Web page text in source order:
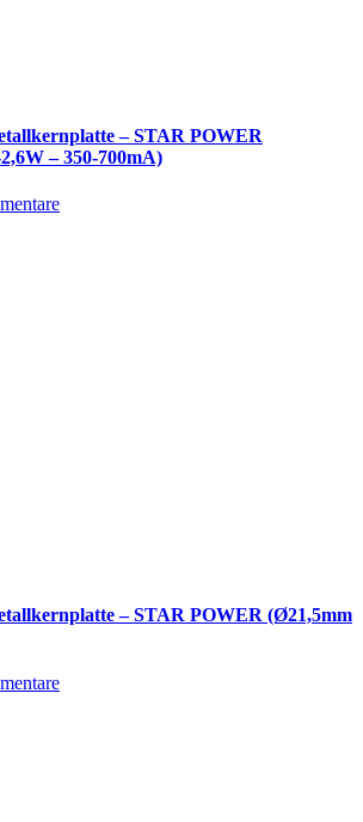
– STAR POWER
– 350-700mA)
– STAR POWER (Ø21,5mm